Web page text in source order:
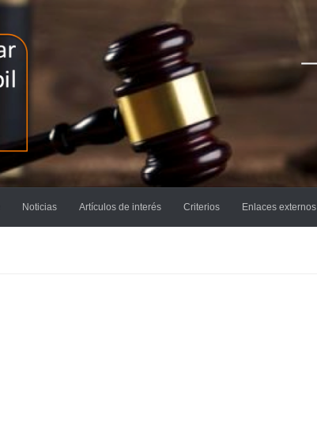
Noticias Artículos de interés Criterios Enlaces externos